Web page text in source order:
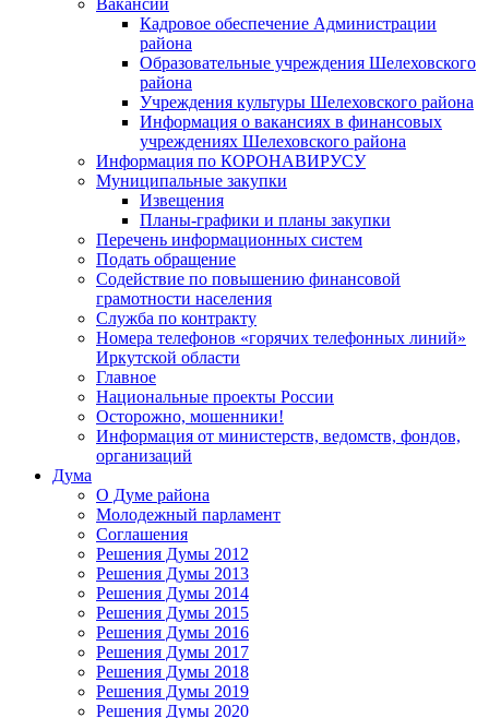
Кадровое обеспечение Администрации
района
Образовательные учреждения Шелеховского
района
Учреждения культуры Шелеховского района
Информация о вакансиях в финансовых
учреждениях Шелеховского района
Информация по КОРОНАВИРУСУ
Муниципальные закупки
Извещения
Планы-графики и планы закупки
Перечень информационных систем
Подать обращение
Содействие по повышению финансовой
грамотности населения
Служба по контракту
Номера телефонов «горячих телефонных линий»
Иркутской области
Главное
Национальные проекты России
Осторожно, мошенники!
Информация от министерств, ведомств, фондов,
организаций
Дума
О Думе района
Молодежный парламент
Соглашения
Решения Думы 2012
Решения Думы 2013
Решения Думы 2014
Решения Думы 2015
Решения Думы 2016
Решения Думы 2017
Решения Думы 2018
Решения Думы 2019
Решения Думы 2020